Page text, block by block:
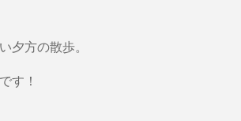
夕方の散歩。
す！